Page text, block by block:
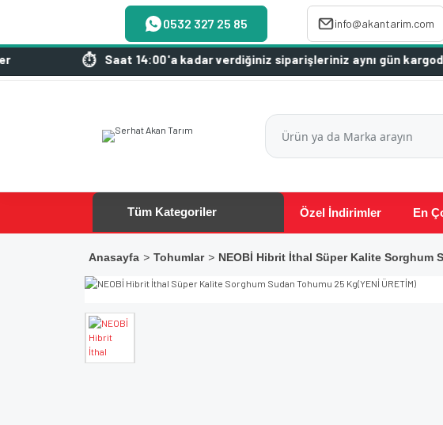
0532 327 25 85 info@akantarim.com
14:00'a kadar verdiğiniz siparişleriniz aynı gün kargoda
Tüm Kategoriler Özel İndirimler En
Anasayfa Tohumlar NEOBİ Hibrit İthal Süper Kalite Sorghum